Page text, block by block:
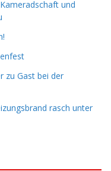
und
zu Gast bei der
rasch unter